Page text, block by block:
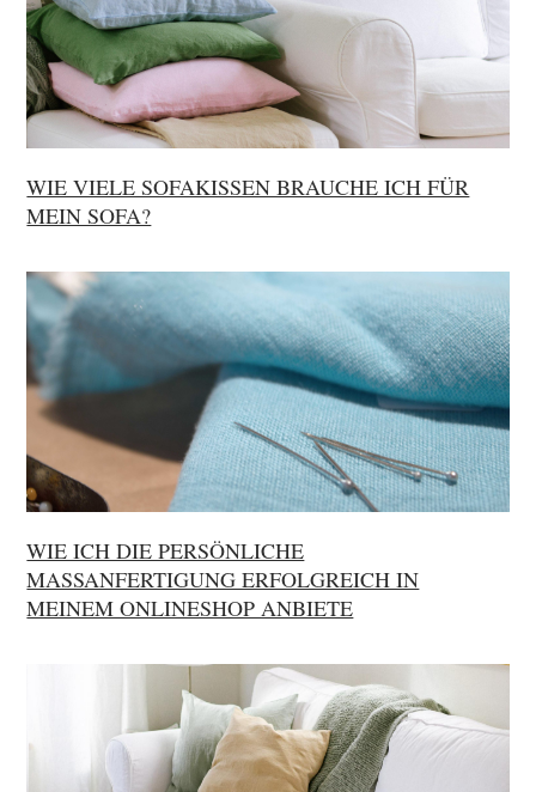
WIE VIELE SOFAKISSEN BRAUCHE ICH FÜR
MEIN SOFA?
WIE ICH DIE PERSÖNLICHE
MASSANFERTIGUNG ERFOLGREICH IN M
EINEM ONLINESHOP ANBIETE